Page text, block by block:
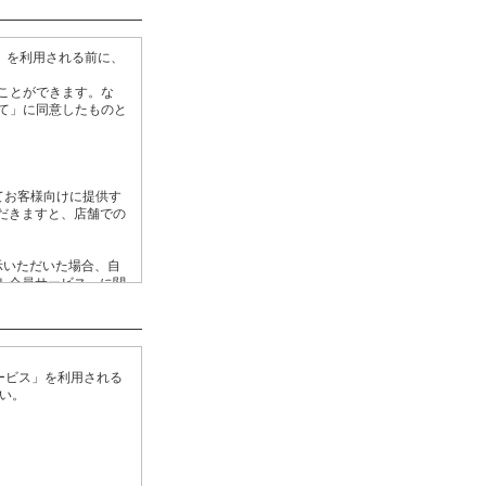
利用される前に、
とができます。な
」に同意したものと
客様向けに提供す
きますと、店舗での
ただいた場合、自
会員サービス」に関
のご登録が解除さ
ス」を利用される
。